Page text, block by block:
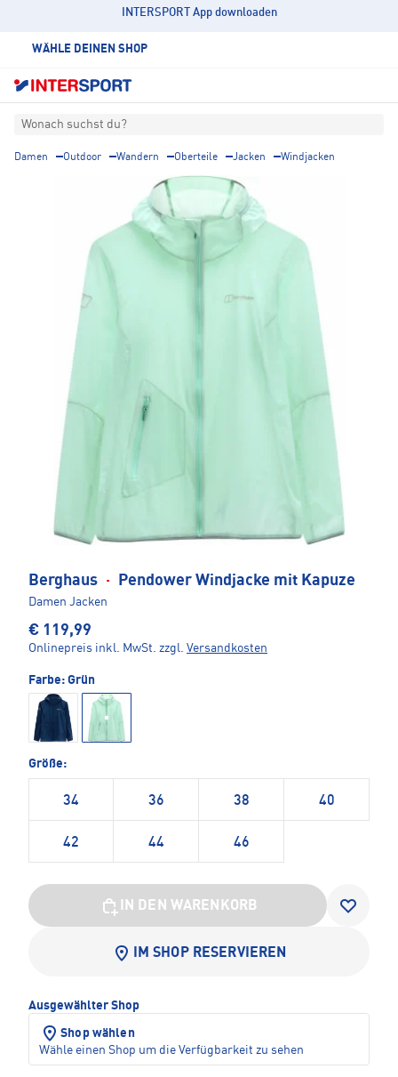
INTERSPORT App downloaden
WÄHLE DEINEN SHOP
Wonach suchst du?
Damen Outdoor Wandern Oberteile Jacken Windjacken
Berghaus · Pendower Windjacke mit Kapuze
Damen Jacken
€ 119,99
Onlinepreis inkl. MwSt. zzgl. Versandkosten
Farbe: Grün
Größe:
34 36 38 40
42 44 46
IN DEN WARENKORB
IM SHOP RESERVIEREN
Ausgewählter Shop
Shop wählen
Wähle einen Shop um die Verfügbarkeit zu sehen